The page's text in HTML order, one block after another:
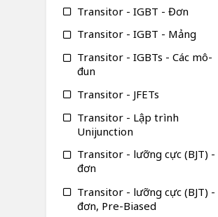
Transitor - IGBT - Đơn
Transitor - IGBT - Mảng
Transitor - IGBTs - Các mô-
đun
Transitor - JFETs
Transitor - Lập trình
Unijunction
Transitor - lưỡng cực (BJT) -
đơn
Transitor - lưỡng cực (BJT) -
đơn, Pre-Biased